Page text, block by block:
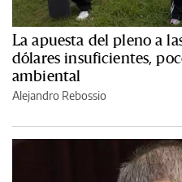
La apuesta del pleno a
dólares insuficientes,
ambiental
Alejandro Rebossio